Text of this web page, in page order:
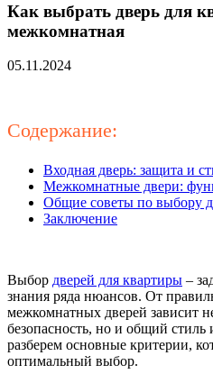
Как выбрать дверь для
межкомнатная
05.11.2024
Содержание:
Входная дверь: защита и
Межкомнатные двери:
Общие советы по выбору
Заключение
Выбор дверей для квартиры –
знания ряда нюансов. От
межкомнатных дверей зависит
безопасность, но и общий стиль
разберем основные критерии,
оптимальный выбор.